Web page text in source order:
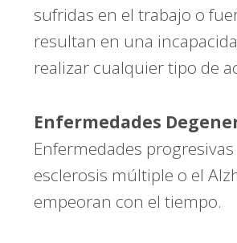
sufridas en el trabajo o
resultan en una
realizar cualquier tipo de
Enfermedades
Enfermedades
esclerosis múltiple o el
empeoran con el tiempo.